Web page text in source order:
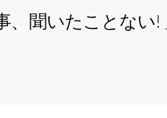
、聞いたことない